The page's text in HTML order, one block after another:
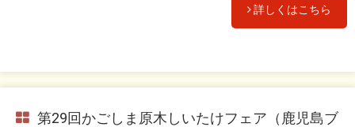
詳しくはこちら
第29回かごしま原木しいたけフェア（鹿児島ブ